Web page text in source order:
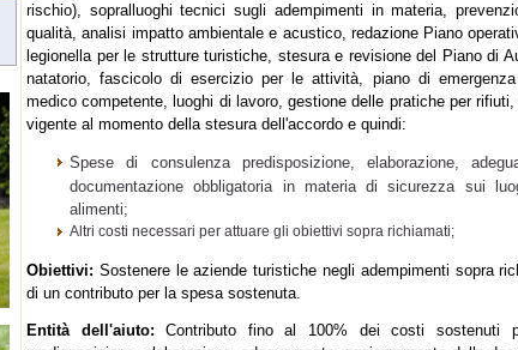
rischio), sopralluoghi tecnici sugli adempimenti in materia,
qualità, analisi impatto ambientale e acustico, redazione Piano
legionella per le strutture turistiche, stesura e revisione del Piano di
natatorio, fascicolo di esercizio per le attività, piano di
medico competente, luoghi di lavoro, gestione delle pratiche per
vigente al momento della stesura dell'accordo e quindi:
Spese di consulenza predisposizione, elaborazione,
documentazione obbligatoria in materia di sicurezza sui
alimenti;
Altri costi necessari per attuare gli obiettivi sopra richiamati;
Obiettivi: Sostenere le aziende turistiche negli adempimenti sopra
di un contributo per la spesa sostenuta.
Entità dell'aiuto: Contributo fino al 100% dei costi sostenuti